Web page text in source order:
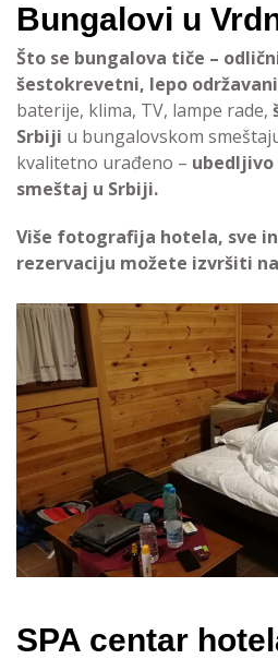
Bungalovi u
Što se bungalova tiče –
šestokrevetni, lepo
baterije, klima, TV, lampe rade,
Srbiji u bungalovskom
kvalitetno urađeno – ubedljivo
smeštaj u Srbiji.
Više fotografija hotela, sve
rezervaciju možete izvršiti na
SPA centar